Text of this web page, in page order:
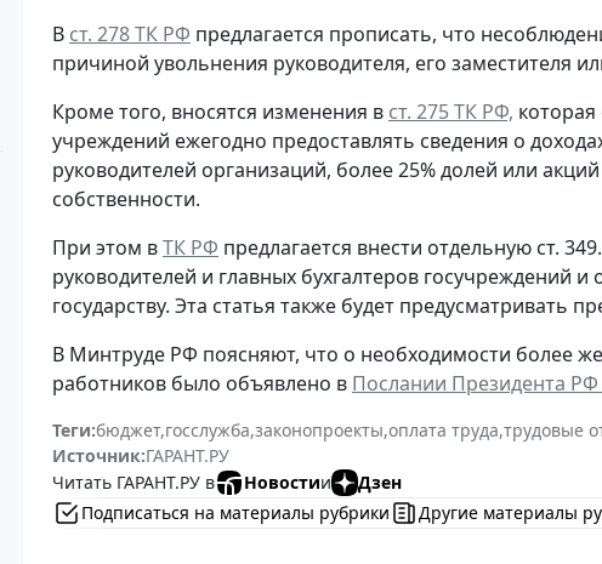
В ст. 278 ТК РФ предлагается прописать, что
причиной увольнения руководителя, его заместителя
Кроме того, вносятся изменения в ст. 275 ТК РФ,
учреждений ежегодно предоставлять сведения о
руководителей организаций, более 25% долей или
собственности.
При этом вТК РФ предлагается внести отдельную ст.
руководителей и главных бухгалтеров госучреждений
государству. Эта статья также будет предусматривать
В Минтруде РФ поясняют, что о необходимости более
работников было объявлено в Послании Президента
Теги:бюджет,госслужба,законопроекты,оплата труда,трудовые
Источник:ГАРАНТ.РУ
Читать ГАРАНТ.РУ в
Новостии
Дзен
Подписаться на материалы рубрики
Другие материалы